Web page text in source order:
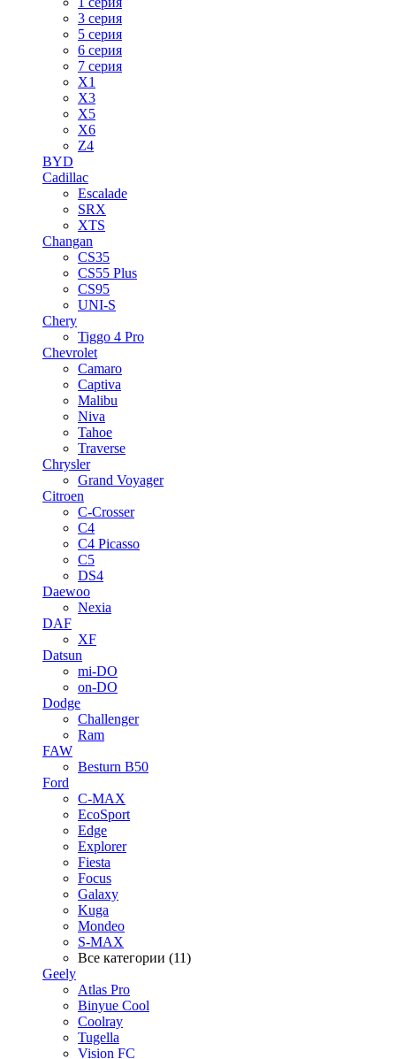
3 серия
5 серия
6 серия
7 серия
X1
X3
X5
X6
Z4
BYD
Cadillac
Escalade
SRX
XTS
Changan
CS35
CS55 Plus
CS95
UNI-S
Chery
Tiggo 4 Pro
Chevrolet
Camaro
Captiva
Malibu
Niva
Tahoe
Traverse
Chrysler
Grand Voyager
Citroen
C-Crosser
C4
C4 Picasso
C5
DS4
Daewoo
Nexia
DAF
XF
Datsun
mi-DO
on-DO
Dodge
Challenger
Ram
FAW
Besturn B50
Ford
C-MAX
EcoSport
Edge
Explorer
Fiesta
Focus
Galaxy
Kuga
Mondeo
S-MAX
Все категории (11)
Geely
Atlas Pro
Binyue Cool
Coolray
Tugella
Vision FC